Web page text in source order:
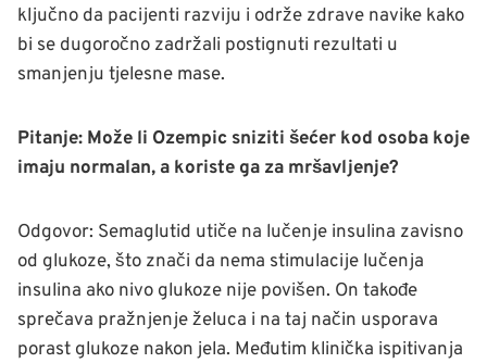
ključno da pacijenti razviju i održe zdrave navike kako
bi se dugoročno zadržali postignuti rezultati u
smanjenju tjelesne mase.
Pitanje: Može li Ozempic sniziti šećer kod osoba koje
imaju normalan, a koriste ga za mršavljenje?
Odgovor: Semaglutid utiče na lučenje insulina zavisno
od glukoze, što znači da nema stimulacije lučenja
insulina ako nivo glukoze nije povišen. On takođe
sprečava pražnjenje želuca i na taj način usporava
porast glukoze nakon jela. Međutim klinička ispitivanja